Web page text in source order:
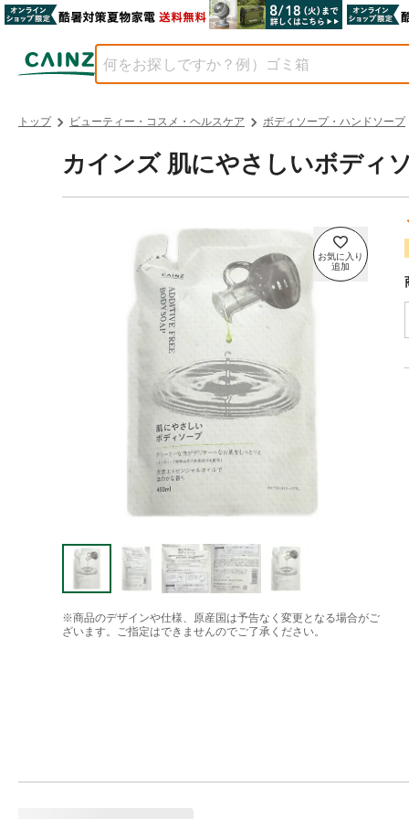
トップ ビューティー・コスメ・ヘルスケア ボディソープ・ハンドソープ
カインズ 肌にやさしいボディ
※商品のデザインや仕様、原産国は予告なく変更となる場合がご
ざいます。ご指定はできませんのでご了承ください。